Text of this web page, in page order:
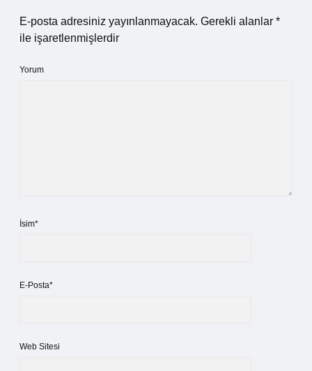
E-posta adresiniz yayınlanmayacak. Gerekli alanlar *
ile işaretlenmişlerdir
Yorum
İsim*
E-Posta*
Web Sitesi